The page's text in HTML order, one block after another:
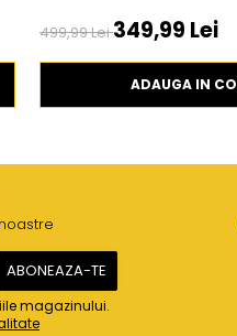
499,99 Lei349,99 Lei
ADAUGA IN
magazinului.